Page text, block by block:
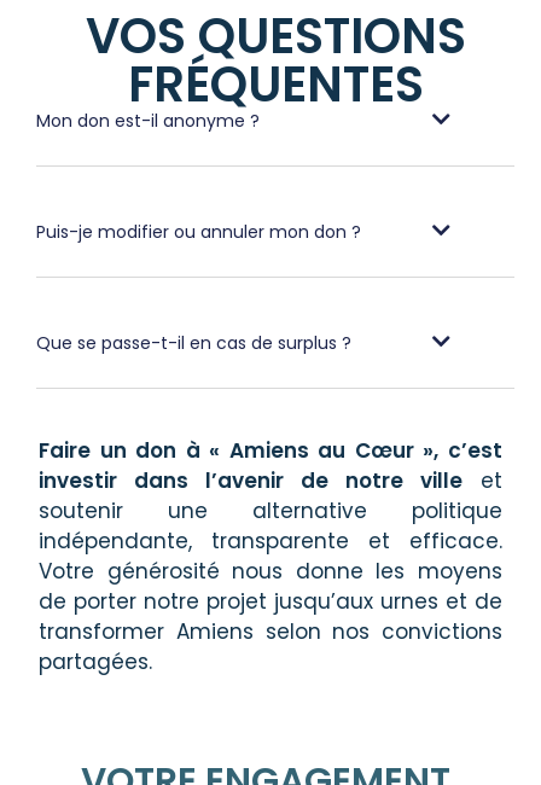
VOS QUESTIONS
FRÉQUENTES
Mon don est-il anonyme ?
Puis-je modifier ou annuler mon don ?
Que se passe-t-il en cas de surplus ?
Faire un don à « Amiens au Cœur », c’est
investir dans l’avenir de notre villeet
soutenir une alternative politique
indépendante, transparente et efficace.
Votre générosité nous donne les moyens
de porter notre projet jusqu’aux urnes et de
transformer Amiens selon nos convictions
partagées.